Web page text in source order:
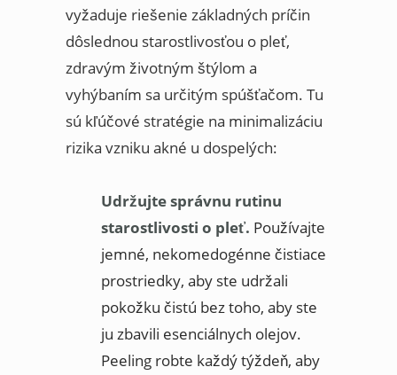
vyžaduje riešenie základných príčin
dôslednou starostlivosťou o pleť,
zdravým životným štýlom a
vyhýbaním sa určitým spúšťačom. Tu
sú kľúčové stratégie na minimalizáciu
rizika vzniku akné u dospelých:
Udržujte správnu rutinu
starostlivosti o pleť. Používajte
jemné, nekomedogénne čistiace
prostriedky, aby ste udržali
pokožku čistú bez toho, aby ste
ju zbavili esenciálnych olejov.
Peeling robte každý týždeň, aby